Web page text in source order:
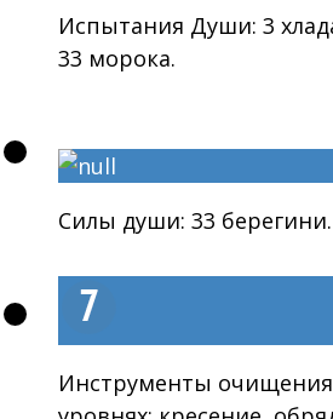
Испытания Души: 3
33 морока.
Силы души: 33 берегини.
Инструменты